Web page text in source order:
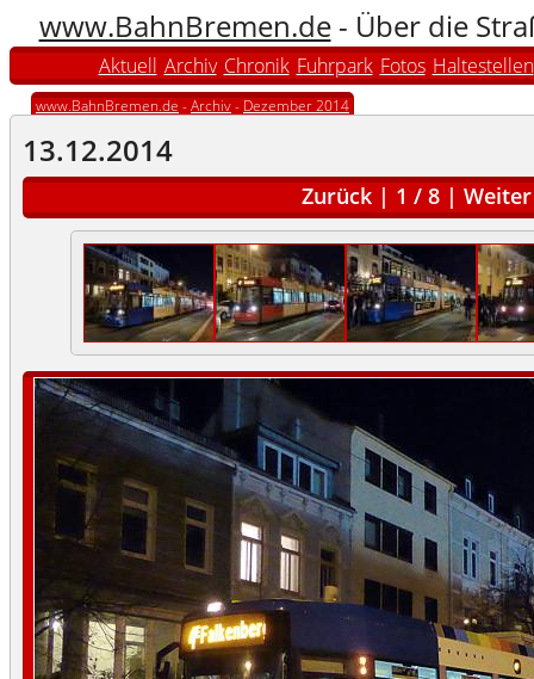
www.BahnBremen.de- Über die
Aktuell Archiv Chronik Fuhrpark Fotos Haltestellen
www.BahnBremen.de -Archiv- Dezember 2014
13.12.2014
Zurück | 1 / 8 | Weiter